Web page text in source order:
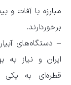
مبارزه با آفات و
برخوردارند.
– دستگاه‌های
ایران و نیاز به
قطره‌ای به